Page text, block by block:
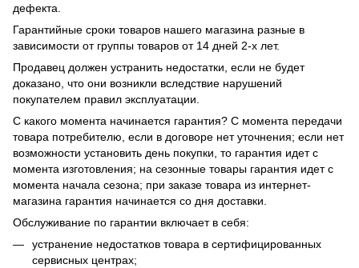
дефекта.
Гарантийные сроки товаров нашего магазина разные в
зависимости от группы товаров от 14 дней 2-х лет.
Продавец должен устранить недостатки, если не будет
доказано, что они возникли вследствие нарушений
покупателем правил эксплуатации.
С какого момента начинается гарантия? С момента передачи
товара потребителю, если в договоре нет уточнения; если нет
возможности установить день покупки, то гарантия идет с
момента изготовления; на сезонные товары гарантия идет с
момента начала сезона; при заказе товара из интернет-
магазина гарантия начинается со дня доставки.
Обслуживание по гарантии включает в себя:
устранение недостатков товара в сертифицированных
сервисных центрах;